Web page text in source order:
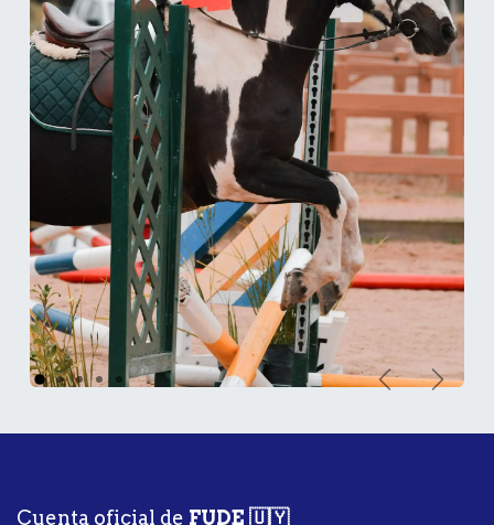
Stride studio
AnteriorSiguiente
Cuenta oficial de FUDE 🇺🇾